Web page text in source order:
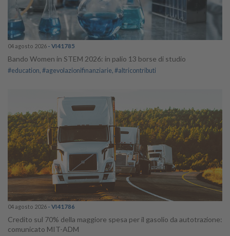
04 agosto 2026 - VI41785
Bando Women in STEM 2026: in palio 13 borse di studio
#education #agevolazionifinanziarie #altricontributi
04 agosto 2026 - VI41786
Credito sul 70% della maggiore spesa per il gasolio da autotrazione:
comunicato MIT-ADM